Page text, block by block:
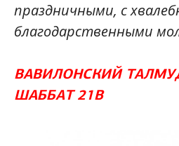
праздничными, с
благодарственными
ВАВИЛОНСКИЙ
ШАББАТ 21B